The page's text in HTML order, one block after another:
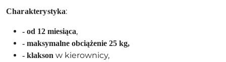
Charakterystyka:
- od 12 miesiąca,
- maksymalne obciążenie 25 kg,
- klakson w kierownicy,